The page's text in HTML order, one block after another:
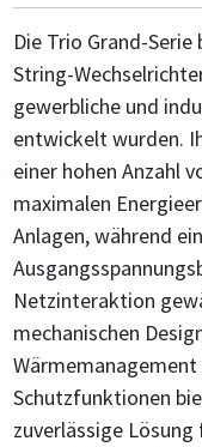
Die Trio Grand-
String-
gewerbliche und
entwickelt wurden.
einer hohen Anzahl
maximalen
Anlagen, während
Netzinteraktion
mechanischen
Schutzfunktionen
zuverlässige